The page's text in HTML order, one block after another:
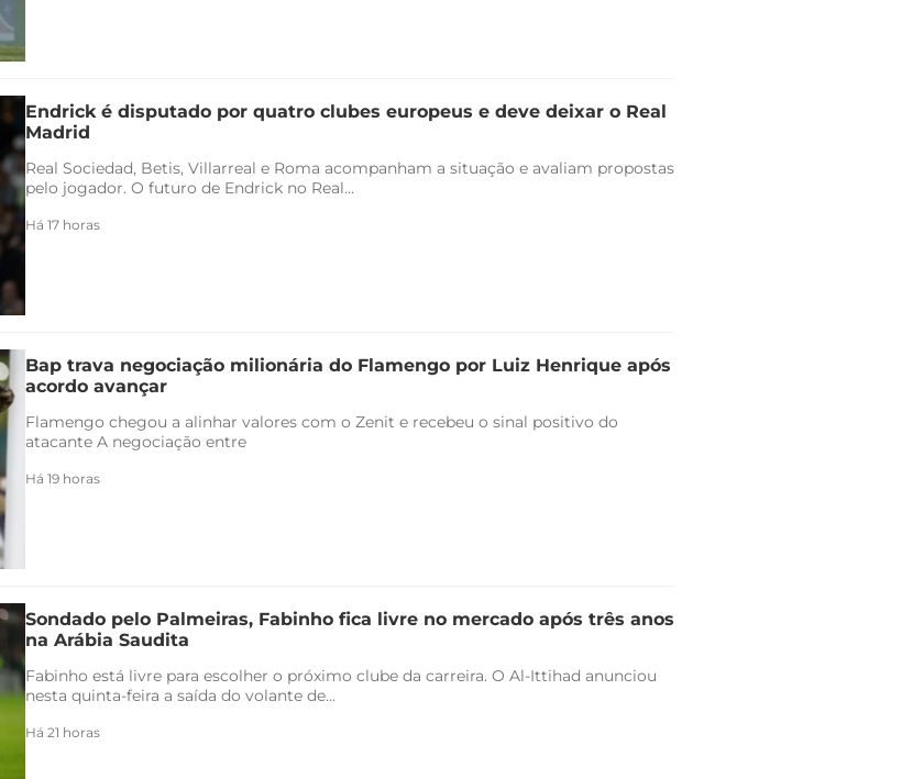
Endrick é disputado por quatro clubes europeus e deve deixar o Real
Madrid
Real Sociedad, Betis, Villarreal e Roma acompanham a situação e avaliam propostas
pelo jogador. O futuro de Endrick no Real...
Há 17 horas
Bap trava negociação milionária do Flamengo por Luiz Henrique após
acordo avançar
Flamengo chegou a alinhar valores com o Zenit e recebeu o sinal positivo do
atacante A negociação entre
Há 19 horas
Sondado pelo Palmeiras, Fabinho fica livre no mercado após três anos
na Arábia Saudita
Fabinho está livre para escolher o próximo clube da carreira. O Al-Ittihad anunciou
nesta quinta-feira a saída do volante de...
Há 21 horas